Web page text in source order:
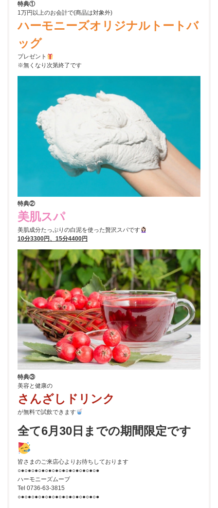
特典①
1万円以上のお会計で(商品は対象外)
ハーモニーズオリジナルトートバ
ッグ
プレゼント
※無くなり次第終了です
特典②
美肌スパ
美肌成分たっぷりの白泥を使った贅沢スパです
10分3300円、15分4400円
特典③
美容と健康の
さんざしドリンク
が無料で試飲できます
全て6月30日までの期間限定です
皆さまのご来店心よりお待ちしております
○●○●○●○●○●○●○●○●○●○●○●○●
ハーモニーズムーブ
Tel 0736-63-3815
○●○●○●○●○●○●○●○●○●○●○●○●